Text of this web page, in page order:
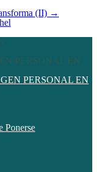
(II) →
PERSONAL EN
Ponerse